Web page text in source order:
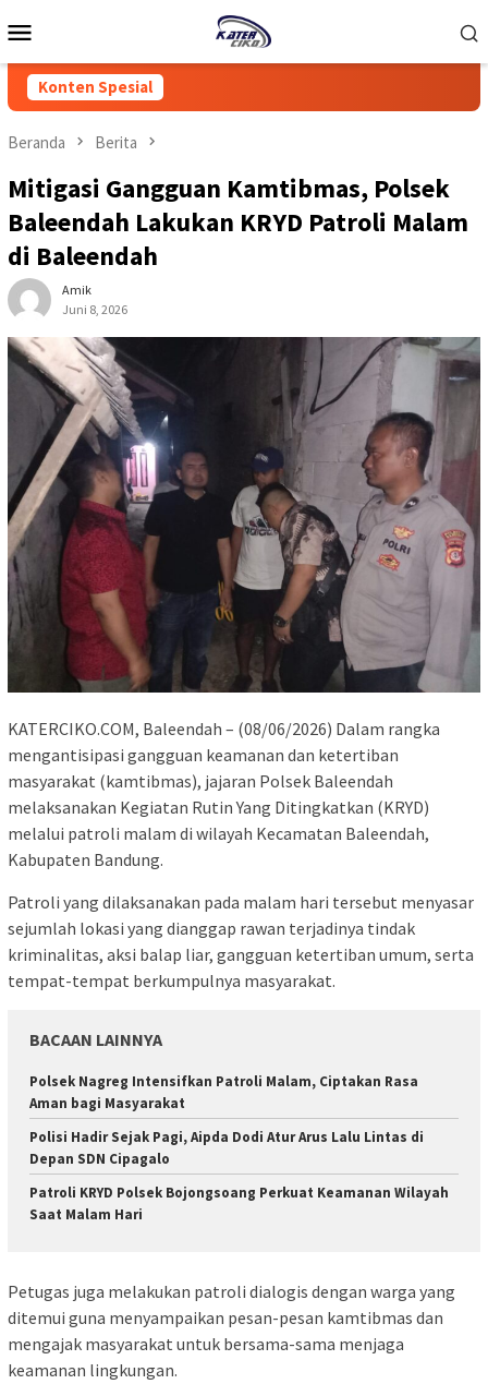
ke
Mobile
Konten Spesial
Beranda Berita
Mitigasi Gangguan Kamtibmas, Polsek
Baleendah Lakukan KRYD Patroli Malam
di Baleendah
Amik
Juni 8, 2026
KATERCIKO.COM, Baleendah – (08/06/2026) Dalam rangka
mengantisipasi gangguan keamanan dan ketertiban
masyarakat (kamtibmas), jajaran Polsek Baleendah
melaksanakan Kegiatan Rutin Yang Ditingkatkan (KRYD)
melalui patroli malam di wilayah Kecamatan Baleendah,
Kabupaten Bandung.
Patroli yang dilaksanakan pada malam hari tersebut menyasar
sejumlah lokasi yang dianggap rawan terjadinya tindak
kriminalitas, aksi balap liar, gangguan ketertiban umum, serta
tempat-tempat berkumpulnya masyarakat.
BACAAN LAINNYA
Polsek Nagreg Intensifkan Patroli Malam, Ciptakan Rasa
Aman bagi Masyarakat
Polisi Hadir Sejak Pagi, Aipda Dodi Atur Arus Lalu Lintas di
Depan SDN Cipagalo
Patroli KRYD Polsek Bojongsoang Perkuat Keamanan Wilayah
Saat Malam Hari
Petugas juga melakukan patroli dialogis dengan warga yang
ditemui guna menyampaikan pesan-pesan kamtibmas dan
mengajak masyarakat untuk bersama-sama menjaga
keamanan lingkungan.